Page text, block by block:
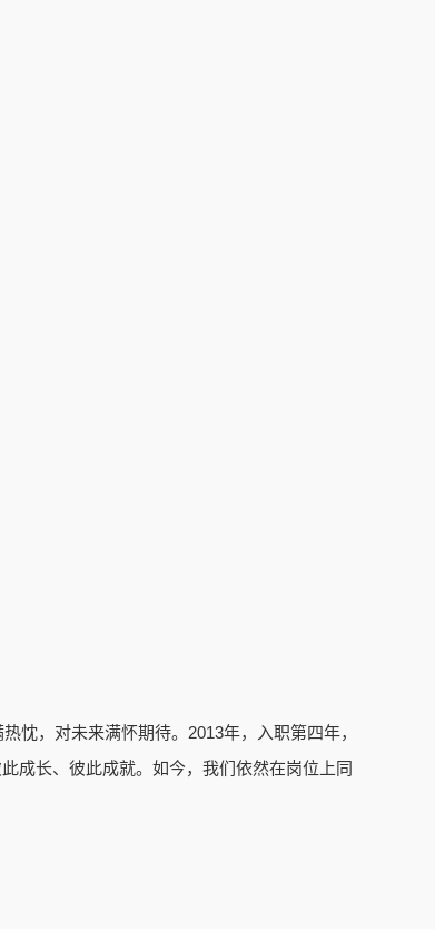
忱，对未来满怀期待。2013年，入职第四年，
成长、彼此成就。如今，我们依然在岗位上同